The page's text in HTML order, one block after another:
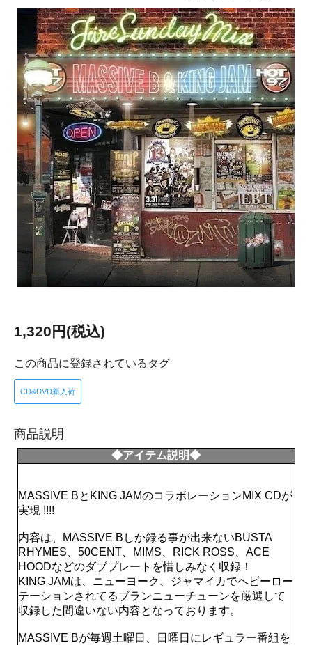
1,320円(税込)
この商品に登録されているタグ
CD&DVD新入荷
商品説明
◆アイテム説明◆
MASSIVE BとKING JAMのコラボレーションMIX CDが
実現 !!!!
内容は、MASSIVE Bしか録る事が出来ないBUSTA
RHYMES、50CENT、MIMS、RICK ROSS、ACE
HOODなどのダブプレートを惜しみなく収録！
KING JAMは、ニューヨーク、ジャマイカでヘビーロー
テーションされてるブランニューチューンを厳選して
収録した間違いない内容となっております。
MASSIVE Bが毎週土曜日、日曜日にレギュラー番組を